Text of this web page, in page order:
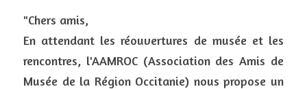
"Chers amis,
En attendant les réouvertures de musée et les
rencontres, l'AAMROC (Association des Amis de
Musée de la Région Occitanie) nous propose un